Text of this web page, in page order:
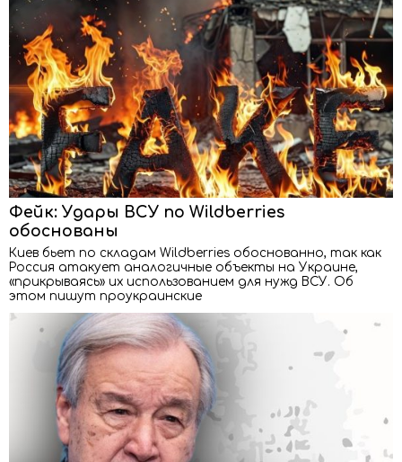
Фейк: Удары ВСУ по Wildberries
обоснованы
Киев бьет по складам Wildberries обоснованно, так как
Россия атакует аналогичные объекты на Украине,
«прикрываясь» их использованием для нужд ВСУ. Об
этом пишут проукраинские